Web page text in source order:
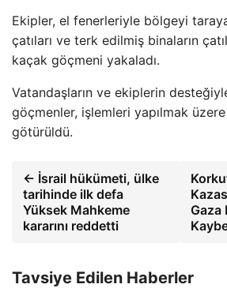
Ekipler, el fenerleriyle bölgeyi
çatıları ve terk edilmiş binaların
kaçak göçmeni yakaladı.
Vatandaşların ve ekiplerin
göçmenler, işlemleri yapılmak
götürüldü.
← İsrail hükümeti, ülke
tarihinde ilk defa
Yüksek Mahkeme
kararını reddetti
Gaza
Tavsiye Edilen Haberler